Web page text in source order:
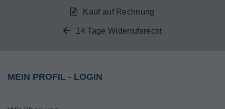
Kauf auf Rechnung
14 Tage Widerrufsrecht
MEIN PROFIL - LOGIN